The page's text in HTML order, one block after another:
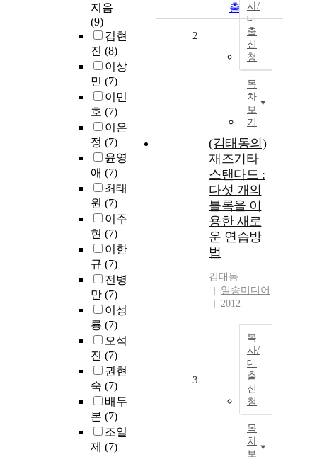
지음
(9)
김현
진 (8)
이상
민 (7)
이민
호 (7)
이은
정 (7)
윤영
애 (7)
최태
원 (7)
이주
현 (7)
이한
규 (7)
전병
만 (7)
이성
룡 (7)
오석
진 (7)
권현
숙 (7)
배두
본 (7)
조일
제 (7)
출력사/
대
출
신
청
목
차
보
기
2
(김태동의)
재즈기타
스탠다드 :
다섯 개의
블록을 이
용한 새로
운 연습방
법
김태동
일송미디어
2012
복
사/
대
출
신
청
목
차
보
3